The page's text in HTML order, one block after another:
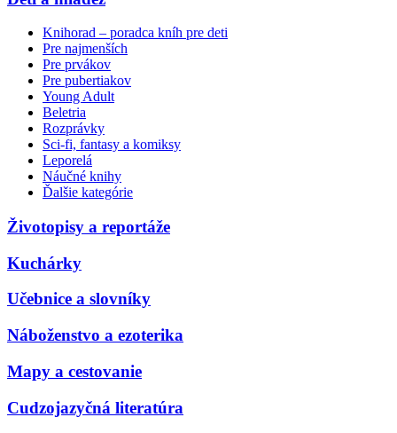
Knihorad – poradca kníh pre deti
Pre najmenších
Pre prvákov
Pre pubertiakov
Young Adult
Beletria
Rozprávky
Sci-fi, fantasy a komiksy
Leporelá
Náučné knihy
Ďalšie kategórie
Životopisy a reportáže
Kuchárky
Učebnice a slovníky
Náboženstvo a ezoterika
Mapy a cestovanie
Cudzojazyčná literatúra